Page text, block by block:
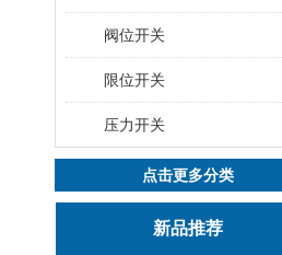
阀位开关
限位开关
压力开关
点击更多分类
新品推荐